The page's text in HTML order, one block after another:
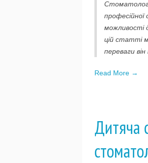
професійної
можливості
цій статті
переваги
Read More →
Дитяча